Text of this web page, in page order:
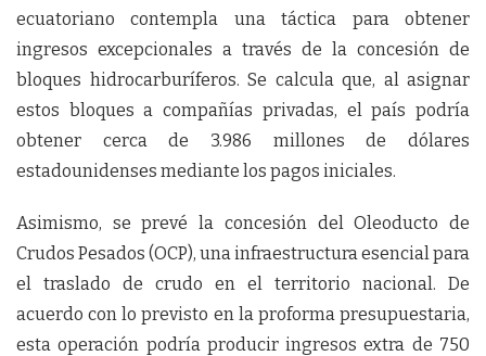
ecuatoriano contempla una táctica para obtener
ingresos excepcionales a través de la concesión de
bloques hidrocarburíferos. Se calcula que, al asignar
estos bloques a compañías privadas, el país podría
obtener cerca de 3.986 millones de dólares
estadounidenses mediante los pagos iniciales.
Asimismo, se prevé la concesión del Oleoducto de
Crudos Pesados (OCP), una infraestructura esencial para
el traslado de crudo en el territorio nacional. De
acuerdo con lo previsto en la proforma presupuestaria,
esta operación podría producir ingresos extra de 750